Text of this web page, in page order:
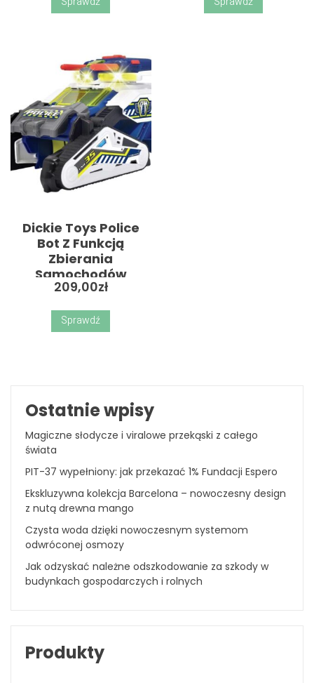
Dickie Toys Police
Bot Z Funkcją
Zbierania
Samochodów
209,00zł
Sprawdź
Ostatnie wpisy
Magiczne słodycze i viralowe przekąski z całego
świata
PIT-37 wypełniony: jak przekazać 1% Fundacji Espero
Ekskluzywna kolekcja Barcelona – nowoczesny design
z nutą drewna mango
Czysta woda dzięki nowoczesnym systemom
odwróconej osmozy
Jak odzyskać należne odszkodowanie za szkody w
budynkach gospodarczych i rolnych
Produkty